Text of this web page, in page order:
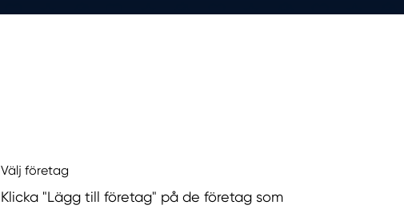
Välj företag
Klicka "Lägg till företag" på de företag som